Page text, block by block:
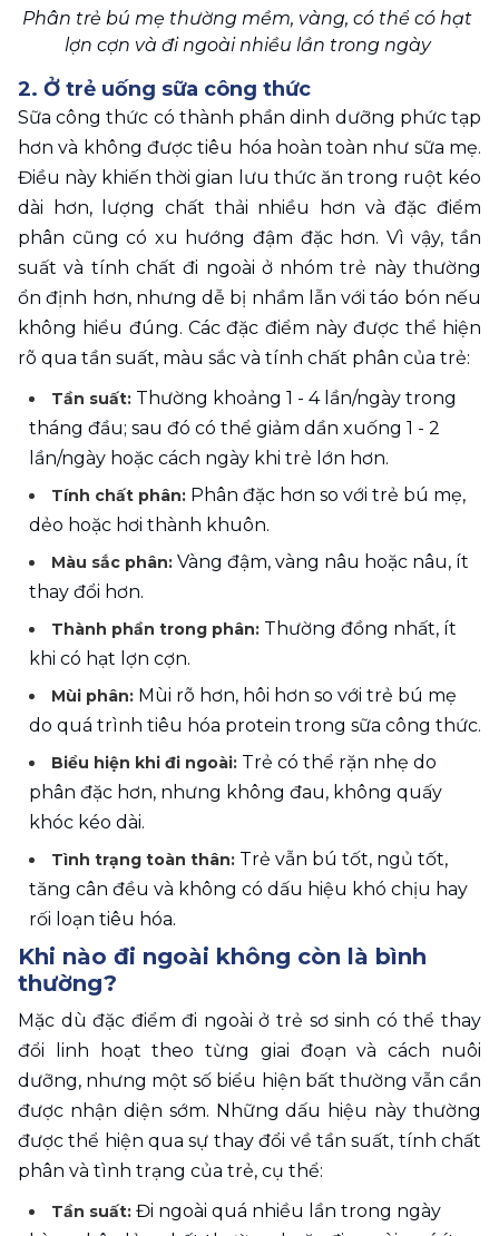
Phân trẻ bú mẹ thường mềm, vàng, có thể có hạt
lợn cợn và đi ngoài nhiều lần trong ngày
2. Ở trẻ uống sữa công thức
Sữa công thức có thành phần dinh dưỡng phức tạp
hơn và không được tiêu hóa hoàn toàn như sữa mẹ.
Điều này khiến thời gian lưu thức ăn trong ruột kéo
dài hơn, lượng chất thải nhiều hơn và đặc điểm
phân cũng có xu hướng đậm đặc hơn. Vì vậy, tần
suất và tính chất đi ngoài ở nhóm trẻ này thường
ổn định hơn, nhưng dễ bị nhầm lẫn với táo bón nếu
không hiểu đúng. Các đặc điểm này được thể hiện
rõ qua tần suất, màu sắc và tính chất phân của trẻ:
Tần suất: Thường khoảng 1 - 4 lần/ngày trong
tháng đầu; sau đó có thể giảm dần xuống 1 - 2
lần/ngày hoặc cách ngày khi trẻ lớn hơn.
Tính chất phân: Phân đặc hơn so với trẻ bú mẹ,
dẻo hoặc hơi thành khuôn.
Màu sắc phân: Vàng đậm, vàng nâu hoặc nâu, ít
thay đổi hơn.
Thành phần trong phân: Thường đồng nhất, ít
khi có hạt lợn cợn.
Mùi phân: Mùi rõ hơn, hôi hơn so với trẻ bú mẹ
do quá trình tiêu hóa protein trong sữa công thức.
Biểu hiện khi đi ngoài: Trẻ có thể rặn nhẹ do
phân đặc hơn, nhưng không đau, không quấy
khóc kéo dài.
Tình trạng toàn thân: Trẻ vẫn bú tốt, ngủ tốt,
tăng cân đều và không có dấu hiệu khó chịu hay
rối loạn tiêu hóa.
Khi nào đi ngoài không còn là bình
thường?
Mặc dù đặc điểm đi ngoài ở trẻ sơ sinh có thể thay
đổi linh hoạt theo từng giai đoạn và cách nuôi
dưỡng, nhưng một số biểu hiện bất thường vẫn cần
được nhận diện sớm. Những dấu hiệu này thường
được thể hiện qua sự thay đổi về tần suất, tính chất
phân và tình trạng của trẻ, cụ thể:
Tần suất: Đi ngoài quá nhiều lần trong ngày